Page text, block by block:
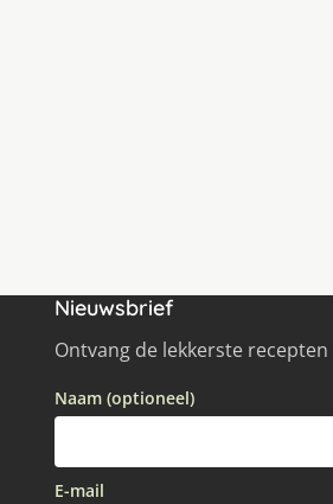
Nieuwsbrief
Ontvang de lekkerste
Naam (optioneel)
E-mail